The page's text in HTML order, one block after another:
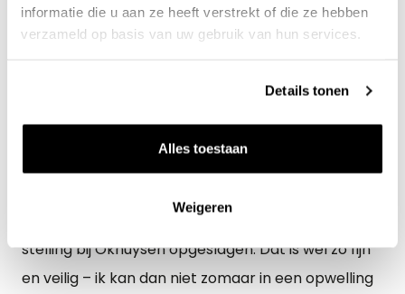
informatie die u aan ze heeft verstrekt of die ze hebben
verzameld op basis van uw gebruik van hun services.
Details tonen
Alles toestaan
Weigeren
Job: “Vanaf het eerste jaar dat ik kwam werken bij
Okhuysen heb ik wijnen voor mijzelf weggelegd.
even keurig en onder perfecte condities in een
stelling bij Okhuysen opgeslagen. Dat is wel zo fijn
en veilig – ik kan dan niet zomaar in een opwelling